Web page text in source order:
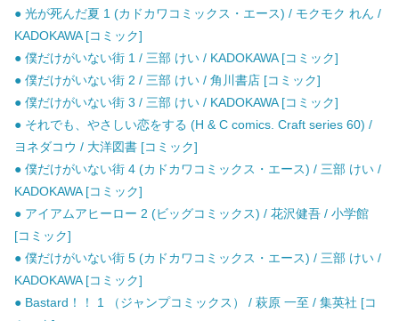
● 光が死んだ夏 1 (カドカワコミックス・エース) / モクモク れん /
KADOKAWA [コミック]
● 僕だけがいない街 1 / 三部 けい / KADOKAWA [コミック]
● 僕だけがいない街 2 / 三部 けい / 角川書店 [コミック]
● 僕だけがいない街 3 / 三部 けい / KADOKAWA [コミック]
● それでも、やさしい恋をする (H & C comics. Craft series 60) /
ヨネダコウ / 大洋図書 [コミック]
● 僕だけがいない街 4 (カドカワコミックス・エース) / 三部 けい /
KADOKAWA [コミック]
● アイアムアヒーロー 2 (ビッグコミックス) / 花沢健吾 / 小学館
[コミック]
● 僕だけがいない街 5 (カドカワコミックス・エース) / 三部 けい /
KADOKAWA [コミック]
● Bastard！！ 1 （ジャンプコミックス） / 萩原 一至 / 集英社 [コ